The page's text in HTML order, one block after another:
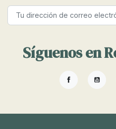
Síguenos en
Facebook